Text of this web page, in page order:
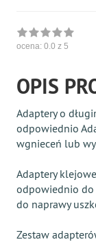
ocena: 0.0 z 5
OPIS
Adaptery o
odpowiednio
wgnieceń lub
Adaptery
odpowiednio do
do naprawy
Zestaw